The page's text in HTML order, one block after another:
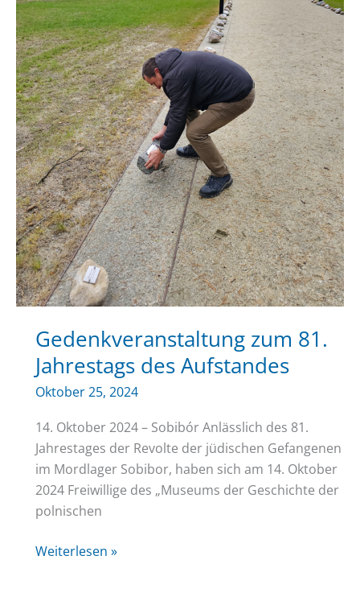
Juli
2027
Gedenkveranstaltung zum 81.
Jahrestags des Aufstandes
Oktober 25, 2024
14. Oktober 2024 – Sobibór Anlässlich des 81.
Jahrestages der Revolte der jüdischen Gefangenen
im Mordlager Sobibor, haben sich am 14. Oktober
2024 Freiwillige des „Museums der Geschichte der
polnischen
Gedenkveranstaltung
Weiterlesen »